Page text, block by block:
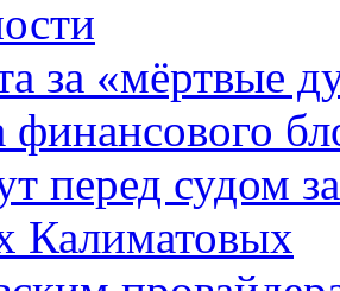
за «мёртвые
финансового
перед судом
Калиматовых